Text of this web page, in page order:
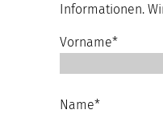
Informationen.
Vorname*
Name*